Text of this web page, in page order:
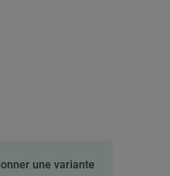
une variante